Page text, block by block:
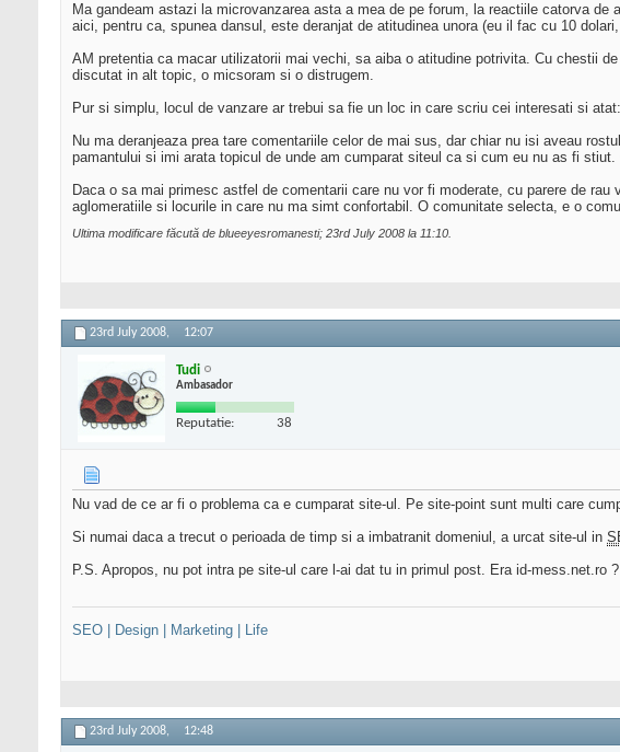
Ma gandeam astazi la microvanzarea asta a mea de pe forum, la reactiile catorva
aici, pentru ca, spunea dansul, este deranjat de atitudinea unora (eu il fac cu 10
AM pretentia ca macar utilizatorii mai vechi, sa aiba o atitudine potrivita. Cu chestii
discutat in alt topic, o micsoram si o distrugem.
Pur si simplu, locul de vanzare ar trebui sa fie un loc in care scriu cei interesati si
Nu ma deranjeaza prea tare comentariile celor de mai sus, dar chiar nu isi aveau
pamantului si imi arata topicul de unde am cumparat siteul ca si cum eu nu as fi stiut.
Daca o sa mai primesc astfel de comentarii care nu vor fi moderate, cu parere de
aglomeratiile si locurile in care nu ma simt confortabil. O comunitate selecta, e o
Ultima modificare făcută de blueeyesromanesti; 23rd July 2008 la 11:10
23rd July 2008, 12:07
Tudi
Ambasador
Reputatie: 38
Nu vad de ce ar fi o problema ca e cumparat site-ul. Pe site-point sunt multi care
Si numai daca a trecut o perioada de timp si a imbatranit domeniul, a urcat site-ul in
P.S. Apropos, nu pot intra pe site-ul care l-ai dat tu in primul post. Era id-mess.net.ro
SEO | Design | Marketing | Life
23rd July 2008, 12:48